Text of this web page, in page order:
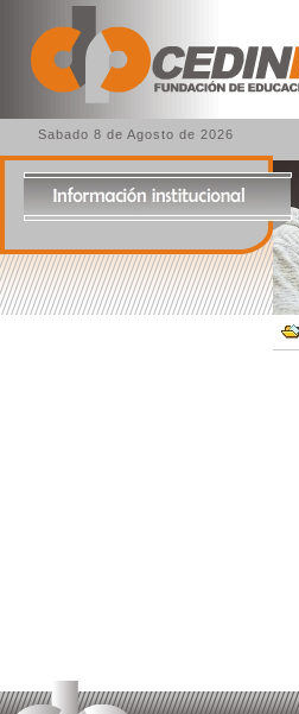
Sabado 8 de Agosto de 2026